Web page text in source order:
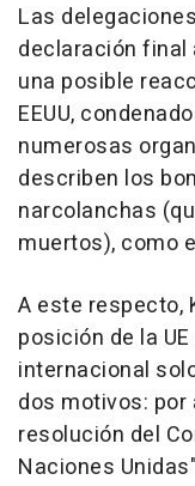
Las
declaración final
una posible
EEUU,
numerosas
describen los
narcolanchas
muertos), como
A este respecto,
posición de la
internacional
dos motivos:
resolución del
Naciones